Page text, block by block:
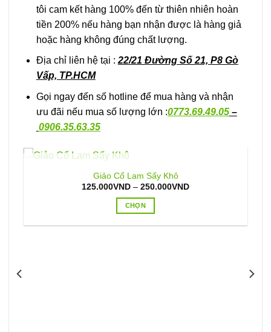
tôi cam kết hàng 100% đến từ thiên nhiên hoàn
tiền 200% nếu hàng bạn nhận được là hàng giả
hoặc hàng không đúng chất lượng.
Địa chỉ liên hệ tại : 22/21 Đường Số 21, P8 Gò
Vấp, TP.HCM
Gọi ngay đến số hotline để mua hàng và nhận
ưu đãi nếu mua số lượng lớn :0773.69.49.05–
0906.35.63.35
HẾT HÀNG
Giảo Cổ Lam Sấy Khô
125.000VND – 250.000VNDKhoảng
250.000VND
CHỌN